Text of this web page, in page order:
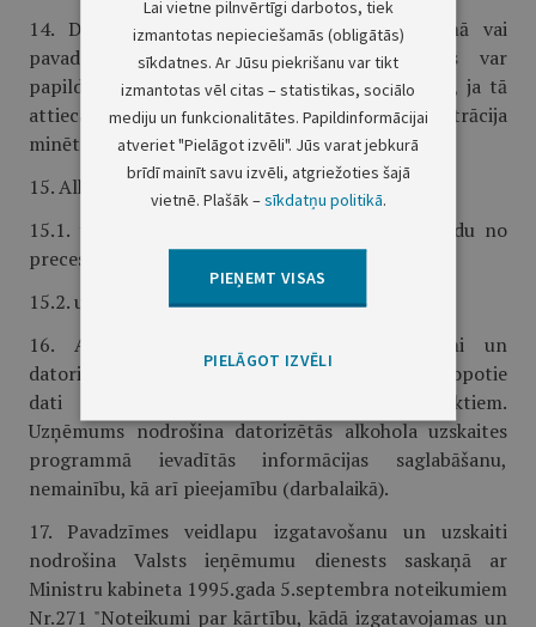
14. Datorizētās alkohola uzskaites programmā vai
pavadzīmju reģistrācijas žurnālā uzņēmums var
papildus norādīt tam nepieciešamo informāciju, ja tā
attiecas uz alkoholu. Citu preču pavadzīmju reģistrācija
minētajā programmā vai žurnālā nav atļauta.
15. Alkohola uzskaites dokumenti glabājami:
15.1. tirdzniecības un uzglabāšanas vietā — gadu no
preces saņemšanas vai nosūtīšanas dienas;
15.2. uzņēmumā — piecus gadus.
16. Alkohola uzskaites dokumenti kārtojami un
datorizētās alkohola uzskaites programmā apkopotie
dati glabājami saskaņā ar normatīvajiem aktiem.
Uzņēmums nodrošina datorizētās alkohola uzskaites
programmā ievadītās informācijas saglabāšanu,
nemainību, kā arī pieejamību (darbalaikā).
17. Pavadzīmes veidlapu izgatavošanu un uzskaiti
nodrošina Valsts ieņēmumu dienests saskaņā ar
Ministru kabineta 1995.gada 5.septembra noteikumiem
Nr.271 "Noteikumi par kārtību, kādā izgatavojamas un
Lai vietne pilnvērtīgi darbotos, tiek
izmantotas nepieciešamās (obligātās)
sīkdatnes. Ar Jūsu piekrišanu var tikt
izmantotas vēl citas – statistikas, sociālo
mediju un funkcionalitātes. Papildinformācijai
atveriet "Pielāgot izvēli". Jūs varat jebkurā
brīdī mainīt savu izvēli, atgriežoties šajā
vietnē. Plašāk –sīkdatņu politikā.
PIEŅEMT VISAS
PIELĀGOT IZVĒLI